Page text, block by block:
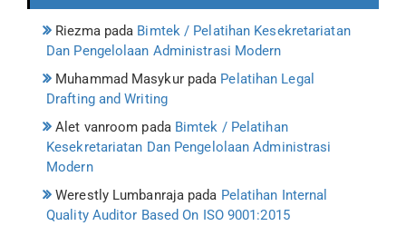
Riezmapada Bimtek / Pelatihan Kesekretariatan
Dan Pengelolaan Administrasi Modern
Muhammad Masykurpada Pelatihan Legal
Drafting and Writing
Alet vanroom pada Bimtek / Pelatihan
Kesekretariatan Dan Pengelolaan Administrasi
Modern
Werestly Lumbanraja pada Pelatihan Internal
Quality Auditor Based On ISO 9001:2015